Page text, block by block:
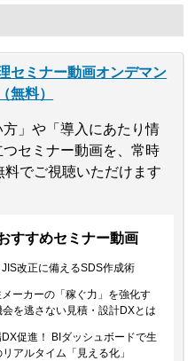
セミナー動画オンデマン
無料）
方」や「導入にあたり情
セミナー動画を、常時
でご視聴いただけます
すすめセミナー動画
JIS改正に備えるSDS作成術
メーカーの「稼ぐ力」を強化す
会を逃さない見積・設計DXとは
DX促進！ BIダッシュボードで生
アルタイム「見える化」